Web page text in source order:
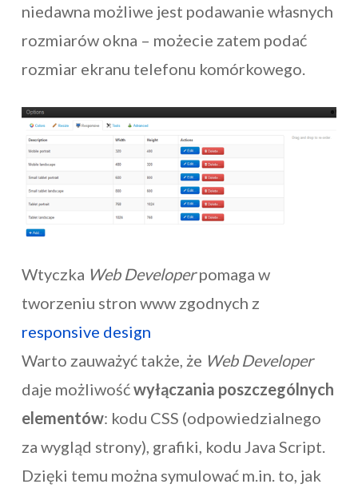
niedawna możliwe jest podawanie własnych
rozmiarów okna – możecie zatem podać
rozmiar ekranu telefonu komórkowego.
Wtyczka Web Developerpomaga w
tworzeniu stron www zgodnych z
responsive design
Warto zauważyć także, że Web Developer
daje możliwośćwyłączania poszczególnych
elementów: kodu CSS (odpowiedzialnego
za wygląd strony), grafiki, kodu Java Script.
Dzięki temu można symulować m.in. to, jak